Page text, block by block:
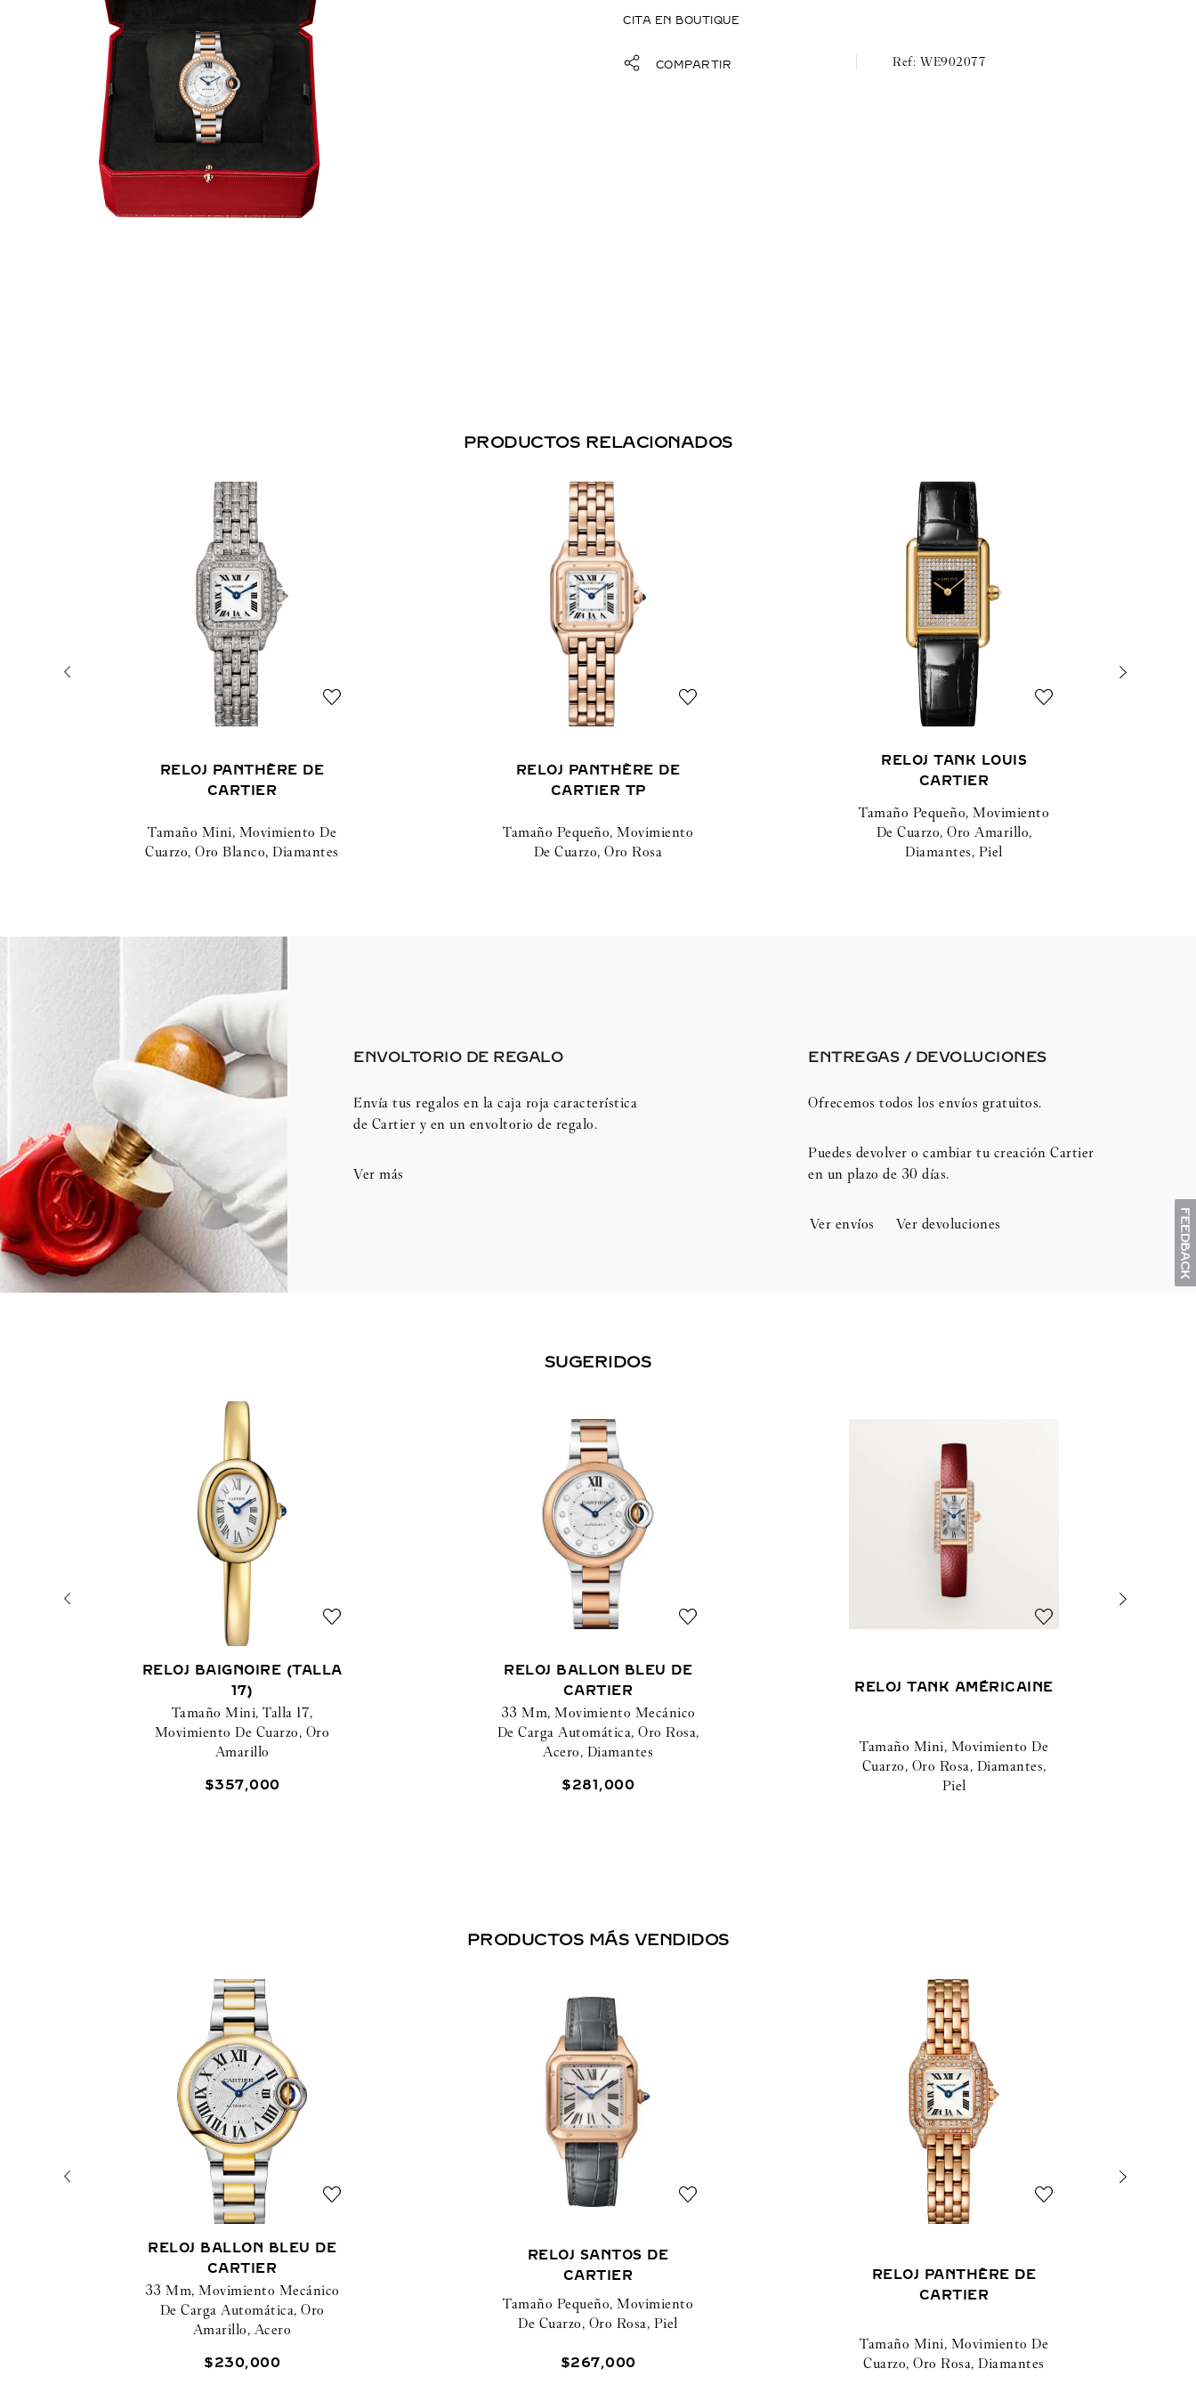
CITA EN BOUTIQUE
COMPARTIR WE902077
PRODUCTOS RELACIONADOS
RELOJ PANTHÈRE DE
CARTIER
Tamaño Mini, Movimiento De
Cuarzo, Oro Blanco, Diamantes
RELOJ PANTHÈRE DE
CARTIER TP
Tamaño Pequeño, Movimiento
De Cuarzo, Oro Rosa
RELOJ TANK LOUIS
CARTIER
Tamaño Pequeño, Movimiento
De Cuarzo, Oro Amarillo,
Diamantes, Piel
ENVOLTORIO DE REGALO
Envía tus regalos en la caja roja característica
de Cartier y en un envoltorio de regalo.
Ver más
ENTREGAS / DEVOLUCIONES​
Ofrecemos todos los envíos gratuitos.
Puedes devolver o cambiar tu creación Cartier
en un plazo de 30 días.​
Ver envíos Ver devoluciones
SUGERIDOS
RELOJ BAIGNOIRE (TALLA
17)
Tamaño Mini, Talla 17,
Movimiento De Cuarzo, Oro
Amarillo
$357,000
RELOJ BALLON BLEU DE
CARTIER
33 Mm, Movimiento Mecánico
De Carga Automática, Oro Rosa,
Acero, Diamantes
$281 ,000
RELOJ TANK AMÉRICAINE
Tamaño Mini, Movimiento De
Cuarzo, Oro Rosa, Diamantes,
Piel
PRODUCTOS MÁS VENDIDOS
RELOJ BALLON BLEU DE
CARTIER
33 Mm, Movimiento Mecánico
De Carga Automática, Oro
Amarillo, Acero
$230,000
RELOJ SANTOS DE
CARTIER
Tamaño Pequeño, Movimiento
De Cuarzo, Oro Rosa, Piel
$267,000
RELOJ PANTHÈRE DE
CARTIER
Tamaño Mini, Movimiento De
Cuarzo, Oro Rosa, Diamantes